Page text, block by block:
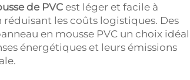
de PVC est léger et facile à
les coûts logistiques. Des
en mousse PVC un choix idéal
énergétiques et leurs émissions